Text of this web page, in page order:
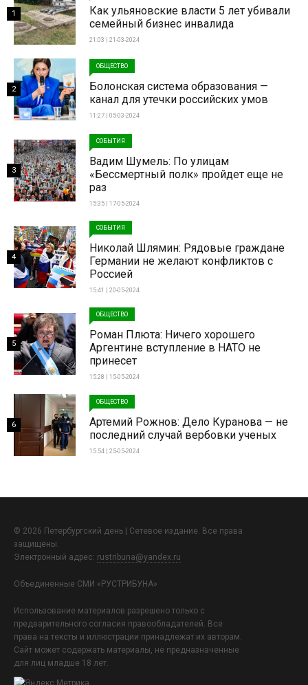
Как ульяновские власти 5 лет убивали
семейный бизнес инвалида
21:03 | 21-03-2024
1
ОБЩЕСТВО
Болонская система образования —
канал для утечки российских умов
11:27 | 05-03-2024
2
СОБЫТИЯ
Вадим Шумель: По улицам
«Бессмертный полк» пройдет еще не
раз
15:35 | 17-05-2024
3
СОБЫТИЯ
Николай Шлямин: Рядовые граждане
Германии не желают конфликтов с
Россией
15:41 | 20-05-2024
4
ОБЩЕСТВО
Роман Плюта: Ничего хорошего
Аргентине вступление в НАТО не
принесет
15:28 | 15-05-2024
5
ОБЩЕСТВО
Артемий Рожнов: Дело Куранова — не
последний случай вербовки ученых
15:54 | 25-05-2024
6
© 2026 Петербургский день | Сетевое издание. Все права
защищены.
Электронный адрес: rustribuna@yandex.ru
Объединенные СМИ «РУСТРИБУНА»
Использование материалов разрешено только с
предварительного согласия правообладателей. Все
права на тексты и иллюстрации принадлежат их авторам.
Сайт может содержать материалы, не предназначенные
для лиц младше 18 лет.